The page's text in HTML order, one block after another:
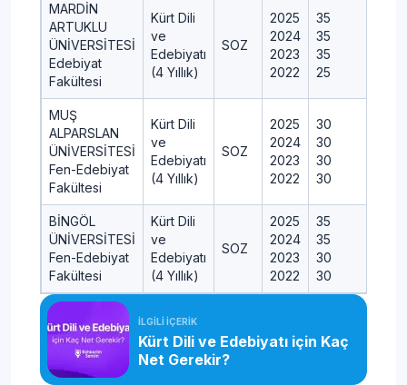
MARDİN
ARTUKLU
ÜNİVERSİTESİ
Edebiyat
Fakültesi
Kürt Dili
ve
Edebiyatı
(4 Yıllık)
SOZ
2025
2024
2023
2022
35
35
35
25
MUŞ
ALPARSLAN
ÜNİVERSİTESİ
Fen-Edebiyat
Fakültesi
Kürt Dili
ve
Edebiyatı
(4 Yıllık)
SOZ
2025
2024
2023
2022
30
30
30
30
BİNGÖL
ÜNİVERSİTESİ
Fen-Edebiyat
Fakültesi
Kürt Dili
ve
Edebiyatı
(4 Yıllık)
SOZ
2025
2024
2023
2022
35
35
30
30
İLGİLİ İÇERİK
Kürt Dili ve Edebiyatı için Kaç
Net Gerekir?